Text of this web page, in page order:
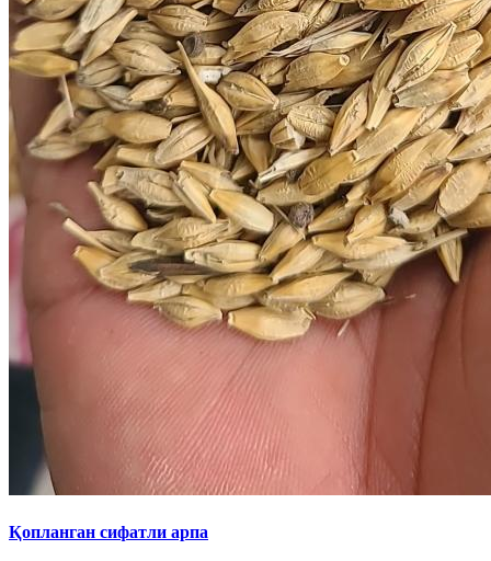
Қопланган сифатли арпа